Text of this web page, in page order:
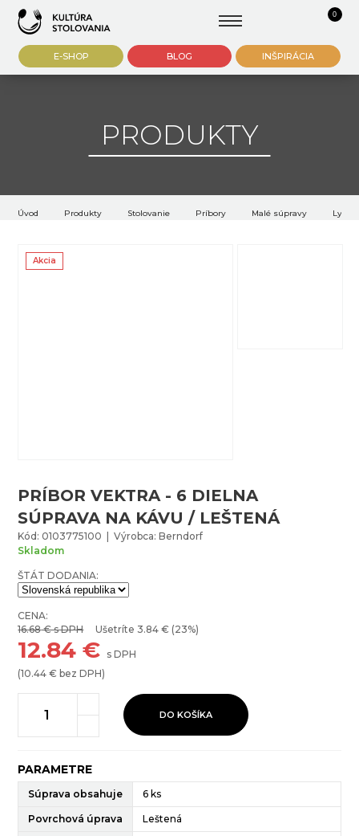
0
E-SHOP BLOG INŠPIRÁCIA
PRODUKTY
Úvod Produkty Stolovanie Príbory Malé súpravy
Akcia
PRÍBOR VEKTRA - 6 DIELNA
SÚPRAVA NA KÁVU / LEŠTENÁ
Kód: 0103775100 | Výrobca: Berndorf
Skladom
ŠTÁT DODANIA:
CENA:
16.68€ s DPH Ušetríte3.84 € (23%)
12.84 € s DPH
(10.44 € bez DPH)
DO KOŠÍKA
PARAMETRE
Súprava obsahuje 6 ks
Povrchová úprava Leštená